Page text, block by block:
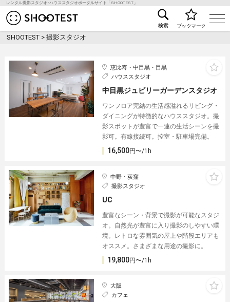
レンタル撮影スタジオ･ハウススタジオポータルサイト「SHOOTEST」
レンタル撮影スタジオ･ハウススタジオ検索の
検索 ブックマーク
SHOOTEST >撮影スタジオ
恵比寿・中目黒・目黒
ハウススタジオ
中目黒ジュビリーガーデンスタジオ
ワンフロア完結の生活感溢れるリビング・
ダイニングが特徴的なハウススタジオ。撮
影スポットが豊富で一連の生活シーンを撮
影可。有線接続可。控室・駐車場完備。
16,500円〜/1h
中野・荻窪
撮影スタジオ
UC
豊富なシーン・背景で撮影が可能なスタジ
オ。自然光が豊富に入り撮影のしやすい環
境。レトロな雰囲気の屋上や階段エリアも
オススメ。さまざまな用途の撮影に。
19,800円〜/1h
大阪
カフェ